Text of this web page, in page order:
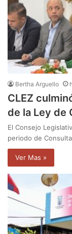
Bertha Arguello
CLEZ
de la Ley de
El Consejo
periodo de
Ver Mas »